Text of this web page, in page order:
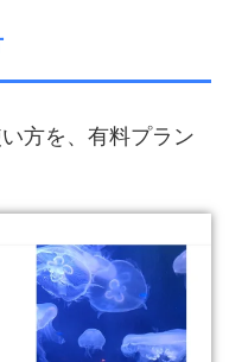
方を、有料プラン